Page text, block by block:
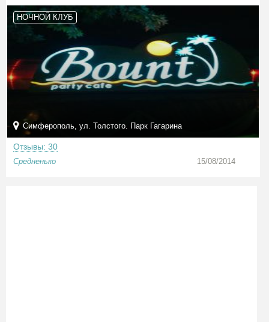
НОЧНОЙ КЛУБ
Симферополь, ул. Толстого. Парк Гагарина
Отзывы: 30
Средненько 15/08/2014